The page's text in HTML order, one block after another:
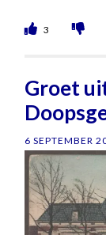
3
Groet
6 SEPTEMBER